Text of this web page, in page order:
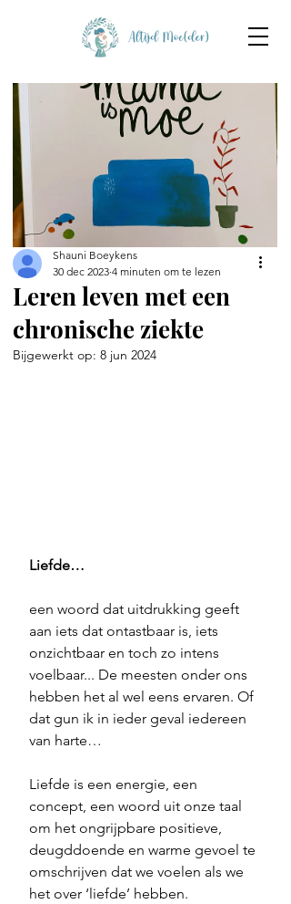
Leren leven met een
chronische ziekte
Shauni Boeykens
30 dec 2023 4 minuten om te lezen
Bijgewerkt op: 8 jun 2024
Liefde…
een woord dat uitdrukking geeft
aan iets dat ontastbaar is, iets
onzichtbaar en toch zo intens
voelbaar... De meesten onder ons
hebben het al wel eens ervaren. Of
dat gun ik in ieder geval iedereen
van harte…
Liefde is een energie, een
concept, een woord uit onze taal
om het ongrijpbare positieve,
deugddoende en warme gevoel te
omschrijven dat we voelen als we
het over ‘liefde’ hebben.